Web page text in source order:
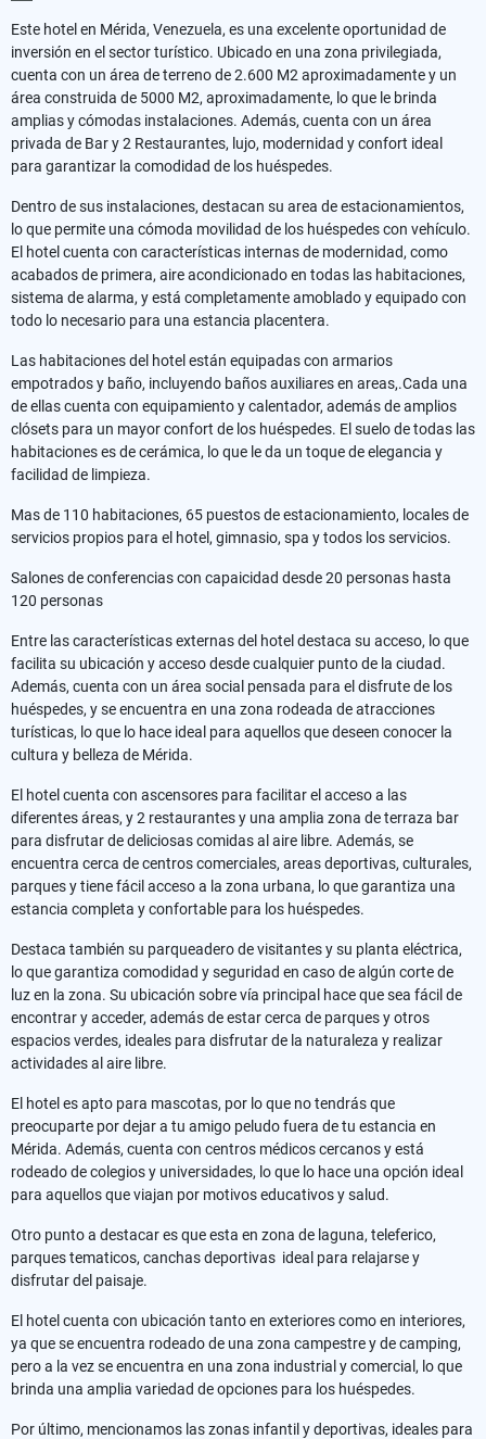
Este hotel en Mérida, Venezuela, es una excelente oportunidad de
inversión en el sector turístico. Ubicado en una zona privilegiada,
cuenta con un área de terreno de 2.600 M2 aproximadamente y un
área construida de 5000 M2, aproximadamente, lo que le brinda
amplias y cómodas instalaciones. Además, cuenta con un área
privada de Bar y 2 Restaurantes, lujo, modernidad y confort ideal
para garantizar la comodidad de los huéspedes.
Dentro de sus instalaciones, destacan su area de estacionamientos,
lo que permite una cómoda movilidad de los huéspedes con vehículo.
El hotel cuenta con características internas de modernidad, como
acabados de primera, aire acondicionado en todas las habitaciones,
sistema de alarma, y está completamente amoblado y equipado con
todo lo necesario para una estancia placentera.
Las habitaciones del hotel están equipadas con armarios
empotrados y baño, incluyendo baños auxiliares en areas,.Cada una
de ellas cuenta con equipamiento y calentador, además de amplios
clósets para un mayor confort de los huéspedes. El suelo de todas las
habitaciones es de cerámica, lo que le da un toque de elegancia y
facilidad de limpieza.
Mas de 110 habitaciones, 65 puestos de estacionamiento, locales de
servicios propios para el hotel, gimnasio, spa y todos los servicios.
Salones de conferencias con capaicidad desde 20 personas hasta
120 personas
Entre las características externas del hotel destaca su acceso, lo que
facilita su ubicación y acceso desde cualquier punto de la ciudad.
Además, cuenta con un área social pensada para el disfrute de los
huéspedes, y se encuentra en una zona rodeada de atracciones
turísticas, lo que lo hace ideal para aquellos que deseen conocer la
cultura y belleza de Mérida.
El hotel cuenta con ascensores para facilitar el acceso a las
diferentes áreas, y 2 restaurantes y una amplia zona de terraza bar
para disfrutar de deliciosas comidas al aire libre. Además, se
encuentra cerca de centros comerciales, areas deportivas, culturales,
parques y tiene fácil acceso a la zona urbana, lo que garantiza una
estancia completa y confortable para los huéspedes.
Destaca también su parqueadero de visitantes y su planta eléctrica,
lo que garantiza comodidad y seguridad en caso de algún corte de
luz en la zona. Su ubicación sobre vía principal hace que sea fácil de
encontrar y acceder, además de estar cerca de parques y otros
espacios verdes, ideales para disfrutar de la naturaleza y realizar
actividades al aire libre.
El hotel es apto para mascotas, por lo que no tendrás que
preocuparte por dejar a tu amigo peludo fuera de tu estancia en
Mérida. Además, cuenta con centros médicos cercanos y está
rodeado de colegios y universidades, lo que lo hace una opción ideal
para aquellos que viajan por motivos educativos y salud.
Otro punto a destacar es que esta en zona de laguna, teleferico,
parques tematicos, canchas deportivas ideal para relajarse y
disfrutar del paisaje.
El hotel cuenta con ubicación tanto en exteriores como en interiores,
ya que se encuentra rodeado de una zona campestre y de camping,
pero a la vez se encuentra en una zona industrial y comercial, lo que
brinda una amplia variedad de opciones para los huéspedes.
Por último, mencionamos las zonas infantil y deportivas, ideales para